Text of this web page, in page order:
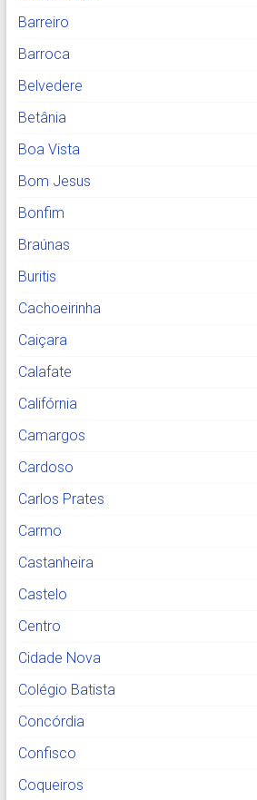
Barreiro
Barroca
Belvedere
Betânia
Boa Vista
Bom Jesus
Bonfim
Braúnas
Buritis
Cachoeirinha
Caiçara
Calafate
Califórnia
Camargos
Cardoso
Carlos Prates
Carmo
Castanheira
Castelo
Centro
Cidade Nova
Colégio Batista
Concórdia
Confisco
Coqueiros